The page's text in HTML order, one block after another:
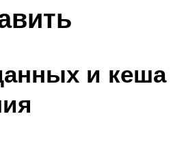
и кеша